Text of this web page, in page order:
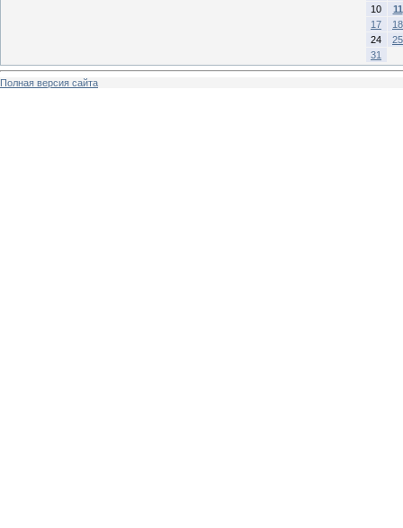
10
11
17
18
24
25
31
Полная версия сайта